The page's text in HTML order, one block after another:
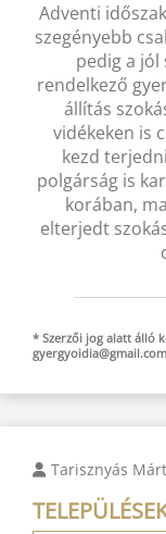
Adventi
szegényebb
pedig a
rendelkező
állítás
vidékeken is
kezd
polgárság is
korában,
elterjedt
* Szerzői jog alatt álló
gyergyoidia@gmail.com
Tarisznyás